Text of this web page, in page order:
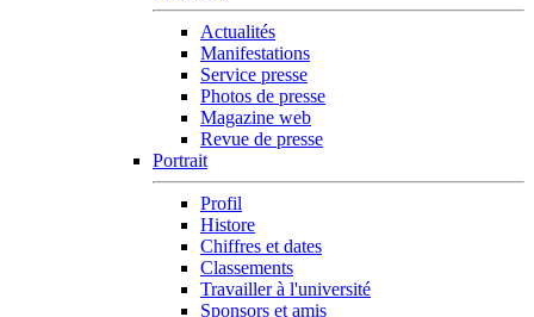
Actualités
Manifestations
Service presse
Photos de presse
Magazine web
Revue de presse
Portrait
Profil
Histore
Chiffres et dates
Classements
Travailler à l'université
Sponsors et amis